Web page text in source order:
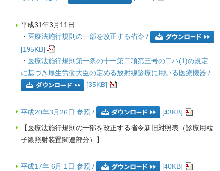
平成31年3月11日
・ 医療法施行規則の一部を改正する省令 /
[195KB]
・ 医療法施行規則第一条の十一第二項第三号の二ハ(1)の規定
に基づき厚生労働大臣の定める放射線診療に用いる医療機器 /
[35KB]
平成20年3月26日 参照 / [43KB]
【医療法施行規則の一部を改正する省令新旧対照表（診療用粒
子線照射装置関連部分）】
平成17年 6月 1日 参照 /
[40KB]